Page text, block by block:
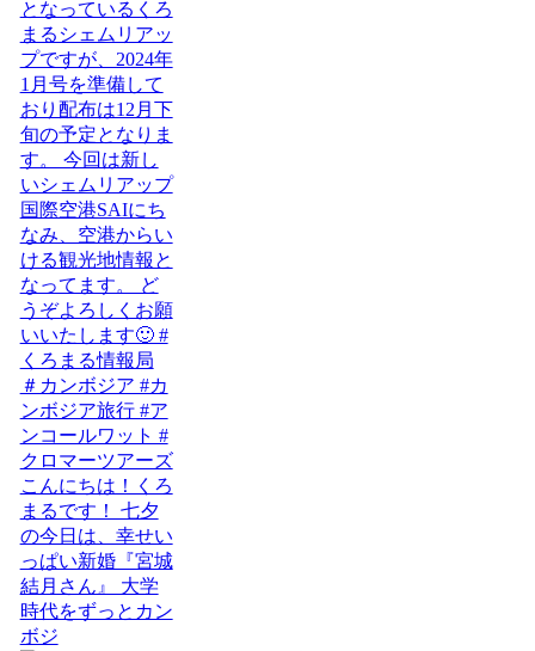
こんにちは！くろ
まるです！ 七夕
の今日は、幸せい
っぱい新婚『宮城
結月さん』 大学
時代をずっとカン
ボジ